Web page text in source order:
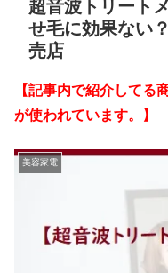
超音波トリート
せ毛に効果ない
売店
【記事内で紹介してる
が使われています。】
美容家電